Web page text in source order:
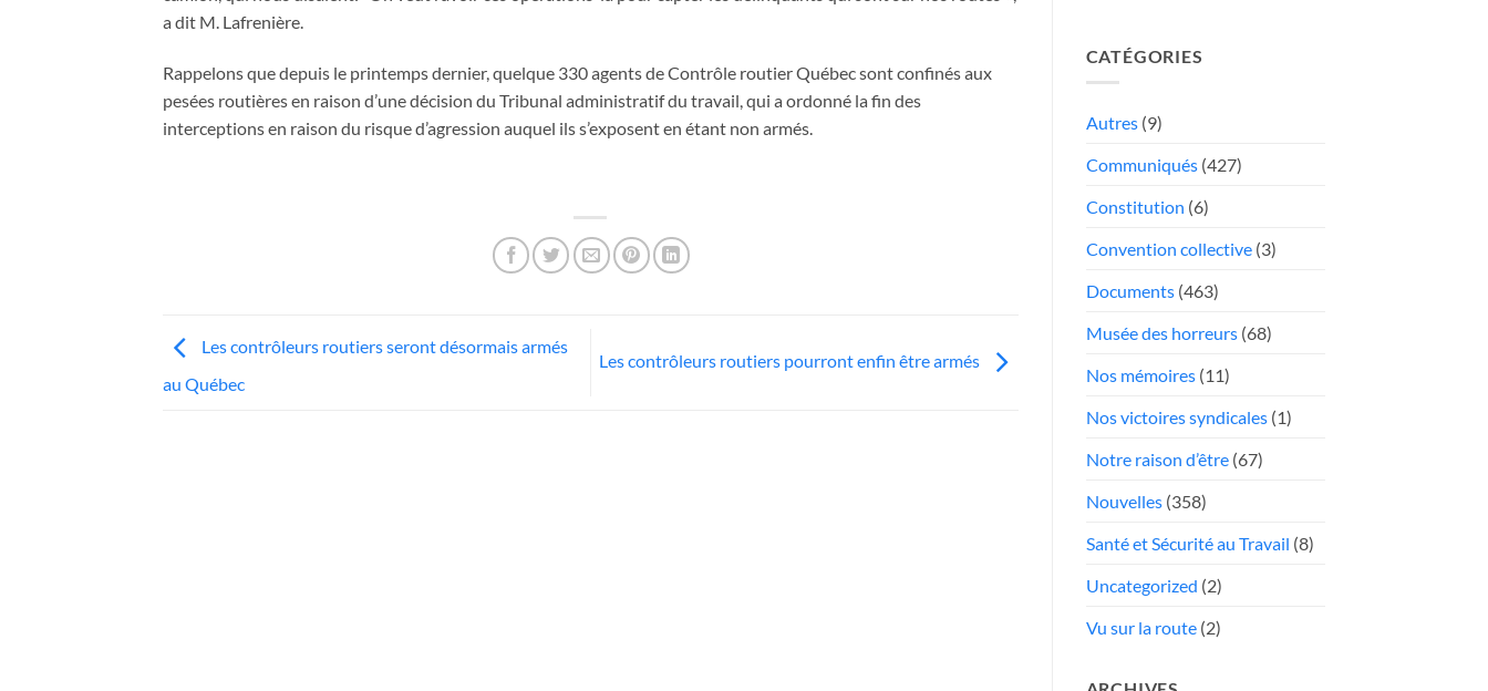
a dit M. Lafrenière.
Rappelons que depuis le printemps dernier, quelque 330 agents de Contrôle routier Québec sont confinés aux
pesées routières en raison d’une décision du Tribunal administratif du travail, qui a ordonné la fin des
interceptions en raison du risque d’agression auquel ils s’exposent en étant non armés.
Les contrôleurs routiers seront désormais armés
au Québec
Les contrôleurs routiers pourront enfin être armés
CATÉGORIES
Autres(9)
Communiqués(427)
Constitution (6)
Convention collective(3)
Documents(463)
Musée des horreurs(68)
Nos mémoires(11)
Nos victoires syndicales(1)
Notre raison d’être(67)
Nouvelles(358)
Santé et Sécurité au Travail (8)
Uncategorized (2)
Vu sur la route(2)